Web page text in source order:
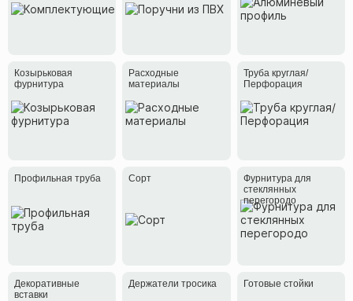
Козырьковая
фурнитура
Расходные
материалы
Труба круглая/
Перфорация
Профильная труба Сорт
Фурнитура для
стеклянных
перегородо
Декоративные
вставки
Держатели тросика Готовые стойки